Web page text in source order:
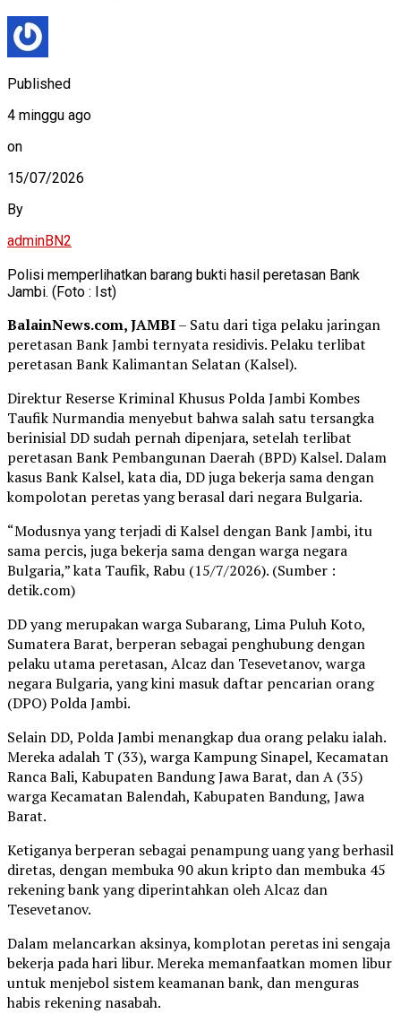
Published
4 minggu ago
on
15/07/2026
By
adminBN2
Polisi memperlihatkan barang bukti hasil peretasan Bank
Jambi. (Foto : Ist)
BalainNews.com, JAMBI– Satu dari tiga pelaku jaringan
peretasan Bank Jambi ternyata residivis. Pelaku terlibat
peretasan Bank Kalimantan Selatan (Kalsel).
Direktur Reserse Kriminal Khusus Polda Jambi Kombes
Taufik Nurmandia menyebut bahwa salah satu tersangka
berinisial DD sudah pernah dipenjara, setelah terlibat
peretasan Bank Pembangunan Daerah (BPD) Kalsel. Dalam
kasus Bank Kalsel, kata dia, DD juga bekerja sama dengan
kompolotan peretas yang berasal dari negara Bulgaria.
“Modusnya yang terjadi di Kalsel dengan Bank Jambi, itu
sama percis, juga bekerja sama dengan warga negara
Bulgaria,” kata Taufik, Rabu (15/7/2026). (Sumber :
detik.com)
DD yang merupakan warga Subarang, Lima Puluh Koto,
Sumatera Barat, berperan sebagai penghubung dengan
pelaku utama peretasan, Alcaz dan Tesevetanov, warga
negara Bulgaria, yang kini masuk daftar pencarian orang
(DPO) Polda Jambi.
Selain DD, Polda Jambi menangkap dua orang pelaku ialah.
Mereka adalah T (33), warga Kampung Sinapel, Kecamatan
Ranca Bali, Kabupaten Bandung Jawa Barat, dan A (35)
warga Kecamatan Balendah, Kabupaten Bandung, Jawa
Barat.
Ketiganya berperan sebagai penampung uang yang berhasil
diretas, dengan membuka 90 akun kripto dan membuka 45
rekening bank yang diperintahkan oleh Alcaz dan
Tesevetanov.
Dalam melancarkan aksinya, komplotan peretas ini sengaja
bekerja pada hari libur. Mereka memanfaatkan momen libur
untuk menjebol sistem keamanan bank, dan menguras
habis rekening nasabah.